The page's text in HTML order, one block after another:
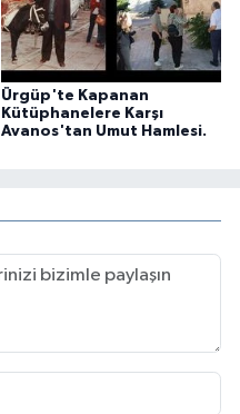
Ürgüp'te Kapanan
Kütüphanelere Karşı
Avanos'tan Umut Hamlesi.